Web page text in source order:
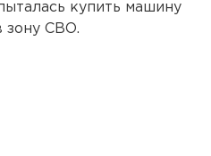
купить машину
зону СВО.